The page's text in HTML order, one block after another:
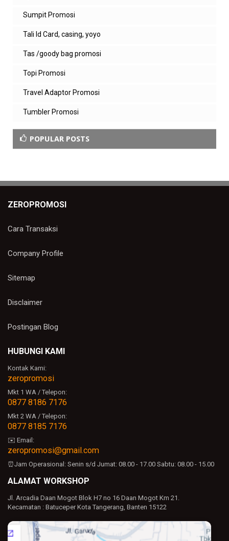
Sumpit Promosi
Tali Id Card, casing, yoyo
Tas /goody bag promosi
Topi Promosi
Travel Adaptor Promosi
Tumbler Promosi
POPULAR POSTS
ZEROPROMOSI
Cara Transaksi
Company Profile
Sitemap
Disclaimer
Postingan Blog
HUBUNGI KAMI
Kontak Kami:
zeropromosi
Mkt 1 WA / Telepon:
0877 8186 7176
Mkt 2 WA / Telepon:
0877 8185 7176
✉️ Email:
zeropromosi@gmail.com
⏰Jam Operasional: Senin s/d Jumat: 08.00 - 17.00 Sabtu: 08.00 - 15.00
ALAMAT WORKSHOP
Jl. Arcadia Daan Mogot Blok H7 no 16 Daan Mogot Km 21.
Kecamatan : Batuceper Kota Tangerang, Banten 15122